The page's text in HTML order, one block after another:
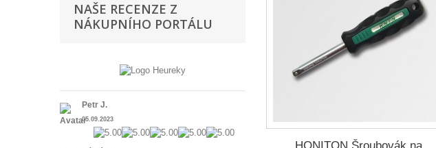
NAŠE RECENZE Z
NÁKUPNÍHO PORTÁLU
Petr J.
05.09.2023